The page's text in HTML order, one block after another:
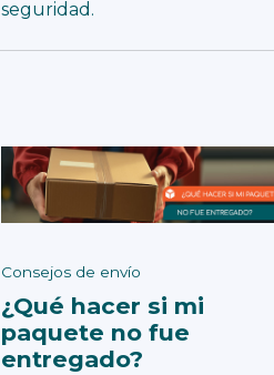
seguridad.
Consejos de envío
¿Qué hacer si mi
paquete no fue
entregado?